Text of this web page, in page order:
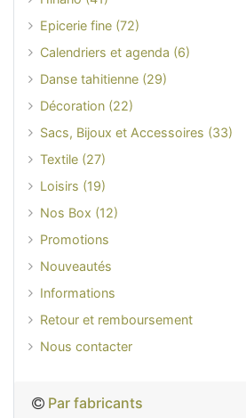
Epicerie fine (72)
Calendriers et agenda (6)
Danse tahitienne (29)
Décoration (22)
Sacs, Bijoux et Accessoires (33)
Textile (27)
Loisirs (19)
Nos Box (12)
Promotions
Nouveautés
Informations
Retour et remboursement
Nous contacter
Par fabricants